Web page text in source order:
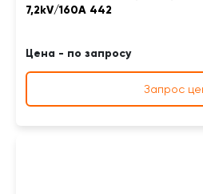
7,2kV/160A 442
Цена - по запросу
Запрос